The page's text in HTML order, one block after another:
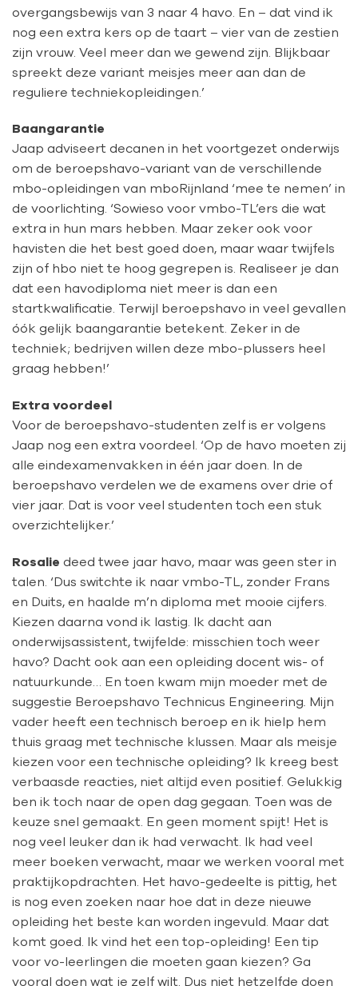
overgangsbewijs van 3 naar 4 havo. En – dat vind ik
nog een extra kers op de taart – vier van de zestien
zijn vrouw. Veel meer dan we gewend zijn. Blijkbaar
spreekt deze variant meisjes meer aan dan de
reguliere techniekopleidingen.’
Baangarantie
Jaap adviseert decanen in het voortgezet onderwijs
om de beroepshavo-variant van de verschillende
mbo-opleidingen van mboRijnland ‘mee te nemen’ in
de voorlichting. ‘Sowieso voor vmbo-TL’ers die wat
extra in hun mars hebben. Maar zeker ook voor
havisten die het best goed doen, maar waar twijfels
zijn of hbo niet te hoog gegrepen is. Realiseer je dan
dat een havodiploma niet meer is dan een
startkwalificatie. Terwijl beroepshavo in veel gevallen
óók gelijk baangarantie betekent. Zeker in de
techniek; bedrijven willen deze mbo-plussers heel
graag hebben!’
Extra voordeel
Voor de beroepshavo-studenten zelf is er volgens
Jaap nog een extra voordeel. ‘Op de havo moeten zij
alle eindexamenvakken in één jaar doen. In de
beroepshavo verdelen we de examens over drie of
vier jaar. Dat is voor veel studenten toch een stuk
overzichtelijker.’
Rosalie deed twee jaar havo, maar was geen ster in
talen. ‘Dus switchte ik naar vmbo-TL, zonder Frans
en Duits, en haalde m’n diploma met mooie cijfers.
Kiezen daarna vond ik lastig. Ik dacht aan
onderwijsassistent, twijfelde: misschien toch weer
havo? Dacht ook aan een opleiding docent wis- of
natuurkunde… En toen kwam mijn moeder met de
suggestie Beroepshavo Technicus Engineering Mijn
vader heeft een technisch beroep en ik hielp hem
thuis graag met technische klussen. Maar als meisje
kiezen voor een technische opleiding? Ik kreeg best
verbaasde reacties, niet altijd even positief. Gelukkig
ben ik toch naar de open dag gegaan. Toen was de
keuze snel gemaakt. En geen moment spijt! Het is
nog veel leuker dan ik had verwacht. Ik had veel
meer boeken verwacht, maar we werken vooral met
praktijkopdrachten. Het havo-gedeelte is pittig, het
is nog even zoeken naar hoe dat in deze nieuwe
opleiding het beste kan worden ingevuld. Maar dat
komt goed. Ik vind het een top-opleiding! Een tip
voor vo-leerlingen die moeten gaan kiezen? Ga
vooral doen wat je zelf wilt. Dus niet hetzelfde doen